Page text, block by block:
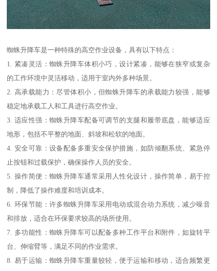
蜘蛛升降车是一种特殊的高空作业设备，具有以下特点：
1. 紧凑灵活：蜘蛛升降车体积小巧，设计紧凑，能够在狭窄或复杂
的工作环境中灵活移动，适用于室内外多种场景。
2. 高承载能力：尽管体积小，但蜘蛛升降车的承载能力较强，能够
稳定地承载工人和工具进行高空作业。
3. 适应性强：蜘蛛升降车配备可调节的支腿和履带底盘，能够适应
地形，包括不平整的地面、斜坡和松软的地面。
4. 安全可靠：设备配备多重安全保护措施，如防倾翻系统、紧急停
止按钮和过载保护，确保操作人员的安全。
5. 操作简便：蜘蛛升降车通常采用人性化设计，操作简单，易于控
制，降低了操作难度和培训成本。
6. 环保节能：许多蜘蛛升降车采用电动或混合动力系统，减少噪音
和排放，适合在环保要求较高的场所使用。
7. 多功能性：蜘蛛升降车可以配备多种工作平台和附件，如旋转平
台、伸缩臂等，满足不同的作业需求。
8. 易于运输：蜘蛛升降车重量较轻，便于运输和移动，适合频繁更